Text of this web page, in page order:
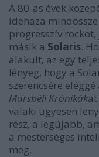
A 80-as évek
idehaza
progresszív
másik a Solaris.
alakult, az egy
lényeg, hogy a
szerencsére
Marsbéli Krónikák
valaki ügyesen
rész, a legújabb,
a mesterséges
meg.